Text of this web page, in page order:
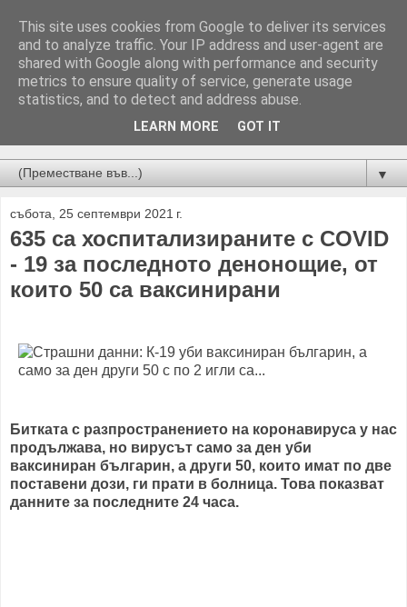
Новини от Бургас, страната и света!
▼
събота, 25 септември 2021 г.
635 са хоспитализираните с COVID
- 19 за последното денонощие, от
които 50 са ваксинирани
Битката с разпространението на коронавируса у нас
продължава, но вирусът само за ден уби
ваксиниран българин, а други 50, които имат по две
поставени дози, ги прати в болница. Това показват
данните за последните 24 часа.
This site uses cookies from Google to deliver its services
and to analyze traffic. Your IP address and user-agent are
shared with Google along with performance and security
metrics to ensure quality of service, generate usage
statistics, and to detect and address abuse.
LEARN MORE GOT IT